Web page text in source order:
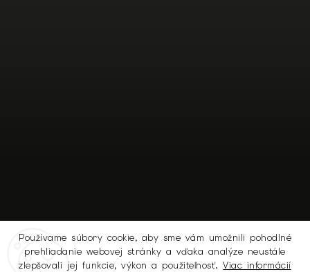
Používame súbory cookie, aby sme vám umožnili pohodlné
prehliadanie webovej stránky a vďaka analýze neustále
zlepšovali jej funkcie, výkon a použiteľnosť.Viac informácií
Sledovať na Instagrame